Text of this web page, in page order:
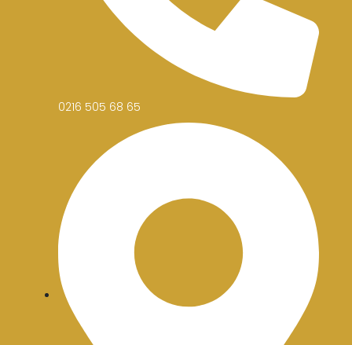
0216 505 68 65